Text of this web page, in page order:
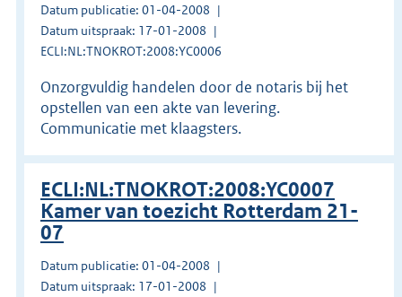
Datum publicatie: 01-04-2008
Datum uitspraak: 17-01-2008
ECLI:NL:TNOKROT:2008:YC0006
Onzorgvuldig handelen door de notaris bij het
opstellen van een akte van levering.
Communicatie met klaagsters.
ECLI:NL:TNOKROT:2008:YC0007
Kamer van toezicht Rotterdam 21-
07
Datum publicatie: 01-04-2008
Datum uitspraak: 17-01-2008